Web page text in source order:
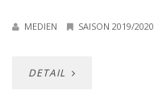
MEDIEN SAISON 2019/2020
DETAIL